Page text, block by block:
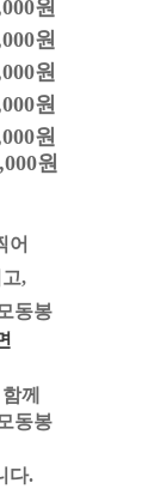
원
원
원
원
원
원
어
,
동봉
께
동봉
다.